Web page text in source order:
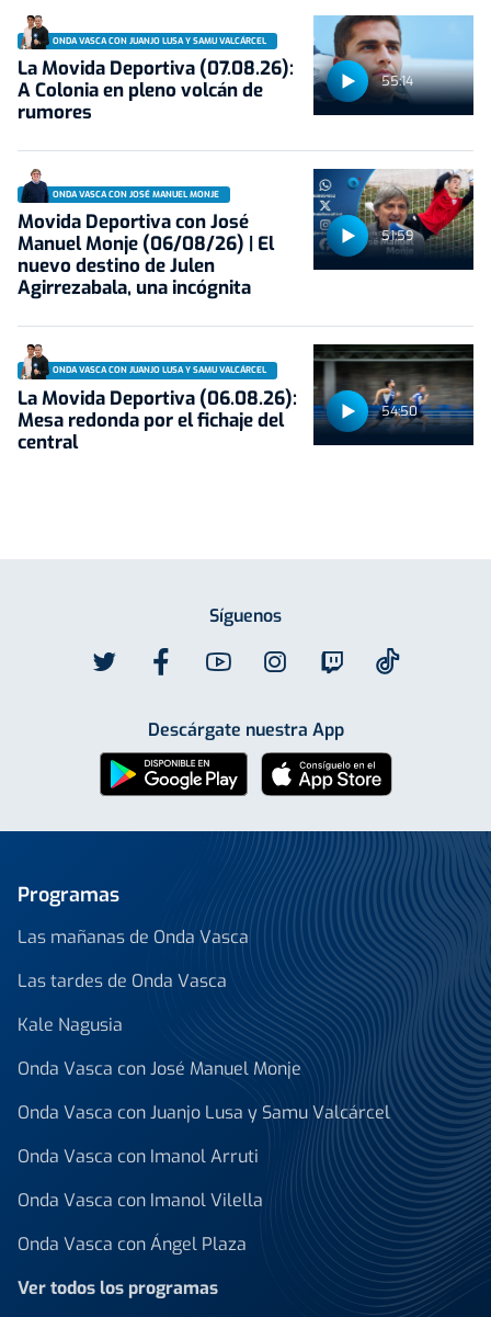
55:14
ONDA VASCA CON JUANJO LUSA Y SAMU VALCÁRCEL
La Movida Deportiva (07.08.26):
A Colonia en pleno volcán de
rumores
51:59
ONDA VASCA CON JOSÉ MANUEL MONJE
Movida Deportiva con José
Manuel Monje (06/08/26) | El
nuevo destino de Julen
Agirrezabala, una incógnita
54:50
ONDA VASCA CON JUANJO LUSA Y SAMU VALCÁRCEL
La Movida Deportiva (06.08.26):
Mesa redonda por el fichaje del
central
Síguenos
Descárgate nuestra App
Programas
Las mañanas de Onda Vasca
Las tardes de Onda Vasca
Kale Nagusia
Onda Vasca con José Manuel Monje
Onda Vasca con Juanjo Lusa y Samu Valcárcel
Onda Vasca con Imanol Arruti
Onda Vasca con Imanol Vilella
Onda Vasca con Ángel Plaza
Ver todos los programas